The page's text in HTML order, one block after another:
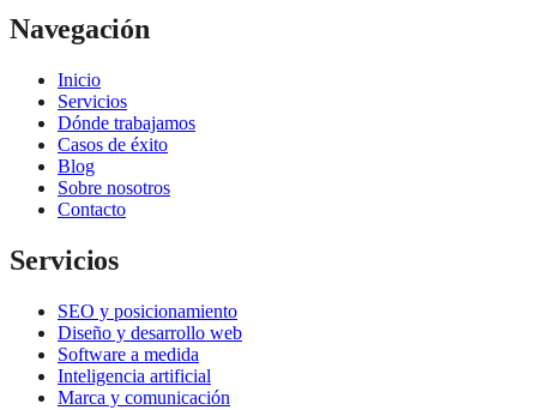
Navegación
Inicio
Servicios
Dónde trabajamos
Casos de éxito
Blog
Sobre nosotros
Contacto
Servicios
SEO y posicionamiento
Diseño y desarrollo web
Software a medida
Inteligencia artificial
Marca y comunicación